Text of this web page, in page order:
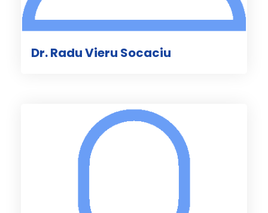
Dr. Radu Vieru Socaciu